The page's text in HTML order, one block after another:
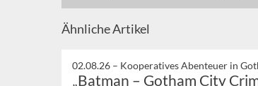
Ähnliche Artikel
02.08.26 – Kooperatives Abenteuer in
„Batman – Gotham City